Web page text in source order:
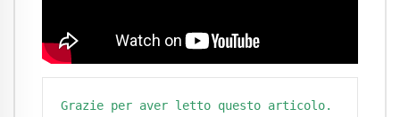
Grazie per aver letto questo articolo.